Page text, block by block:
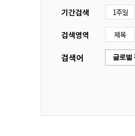
기간검색 1주일
검색영역 제목
검색어